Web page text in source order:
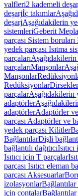
valfleri2 kademeli
deşarjİç takımlar
deşarjAşağıdakilerin
sistemleriGeberit Mepla
parçası Sistem
yedek parçası Isıtma
parçalarıAşağıdakilerin
parçalarıManşonlar
Manşonlar
RedüksiyonlarDirsekler
parçalarAşağıdakilerin
adaptörler
adaptörlerAdaptörler
parçası Adaptörler ve
yedek parçası Kilitler
BağlantılarDişli
bağlantılı dağıtıcı
Isıtıcı için T parçalar
parçası Isıtıcı eleman
parçası Aksesuarlar
izolasyonlar
için contalar